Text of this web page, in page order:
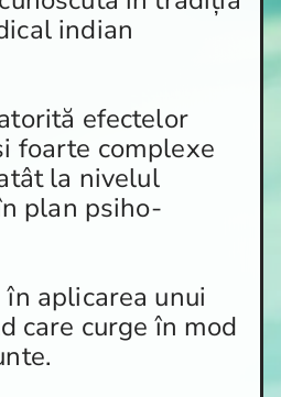
indian
efectelor
foarte complexe
la nivelul
plan psiho-
aplicarea unui
care curge în mod